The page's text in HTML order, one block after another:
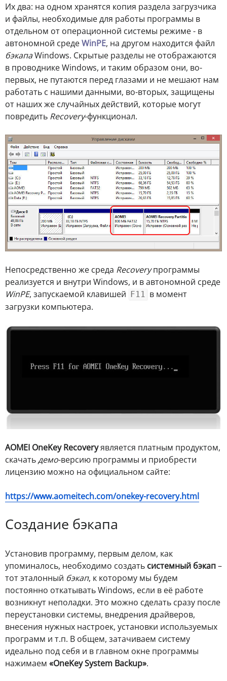
Их два: на одном хранятся копия раздела загрузчика
и файлы, необходимые для работы программы в
отдельном от операционной системы режиме - в
автономной средеWinPE, на другом находится файл
бэкапаWindows. Скрытые разделы не отображаются
в проводнике Windows, и таким образом они, во-
первых, не путаются перед глазами и не мешают нам
работать с нашими данными, во-вторых, защищены
от наших же случайных действий, которые могут
повредить Recovery-функционал.
Непосредственно же среда Recoveryпрограммы
реализуется и внутри Windows, и в автономной среде
WinPE, запускаемой клавишей F11 в момент
загрузки компьютера.
AOMEI OneKey Recoveryявляется платным продуктом,
скачатьдемо-версию программы и приобрести
лицензию можно на официальном сайте:
https://www.aomeitech.com/onekey-recovery.html
Создание бэкапа
Установив программу, первым делом, как
упоминалось, необходимо создать системный бэкап–
тот эталонный бэкап, к которому мы будем
постоянно откатывать Windows, если в её работе
возникнут неполадки. Это можно сделать сразу после
переустановки системы, внедрения драйверов,
внесения нужных настроек, установки используемых
программ и т.п. В общем, затачиваем систему
идеально под себя и в главном окне программы
нажимаем «OneKey System Backup».